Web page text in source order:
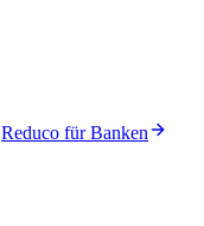
Reduco für Banken